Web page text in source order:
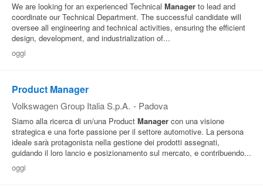
We are looking for an experienced Technical Manager to lead and
coordinate our Technical Department. The successful candidate will
oversee all engineering and technical activities, ensuring the efficient
design, development, and industrialization of...
oggi
Product Manager
Volkswagen Group Italia S.p.A. - Padova
Siamo alla ricerca di un/una Product Manager con una visione
strategica e una forte passione per il settore automotive. La persona
ideale sarà protagonista nella gestione dei prodotti assegnati,
guidando il loro lancio e posizionamento sul mercato, e contribuendo...
oggi